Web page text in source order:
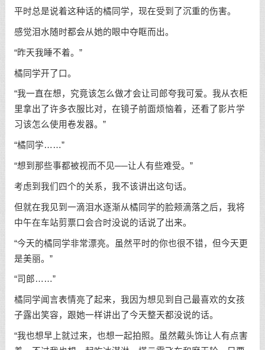
平时总是说着这种话的橘同学，现在受到了沉重的伤害。
感觉泪水随时都会从她的眼中夺眶而出。
“昨天我睡不着。”
橘同学开了口。
“我一直在想，究竟该怎么做才会让司郎夸我可爱。我从衣柜
里拿出了许多衣服比对，在镜子前面烦恼着，还看了影片学
习该怎么使用卷发器。”
“橘同学……”
“想到那些事都被视而不见──让人有些难受。”
考虑到我们四个的关系，我不该讲出这句话。
但就在我见到一滴泪水逐渐从橘同学的脸颊滴落之后，我将
中午在车站剪票口会合时没说的话说了出来。
“今天的橘同学非常漂亮。虽然平时的你也很不错，但今天更
是美丽。”
“司郎……”
橘同学闻言表情亮了起来，我因为想见到自己最喜欢的女孩
子露出笑容，跟她一样讲出了今天整天都没说的话。
“我也想早上就过来，也想一起拍照。虽然戴头饰让人有点害